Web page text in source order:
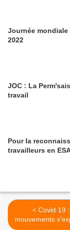
Journée
2022
JOC : La
travail
Pour la
travailleurs en
< Covid 19 : Les
mouvements